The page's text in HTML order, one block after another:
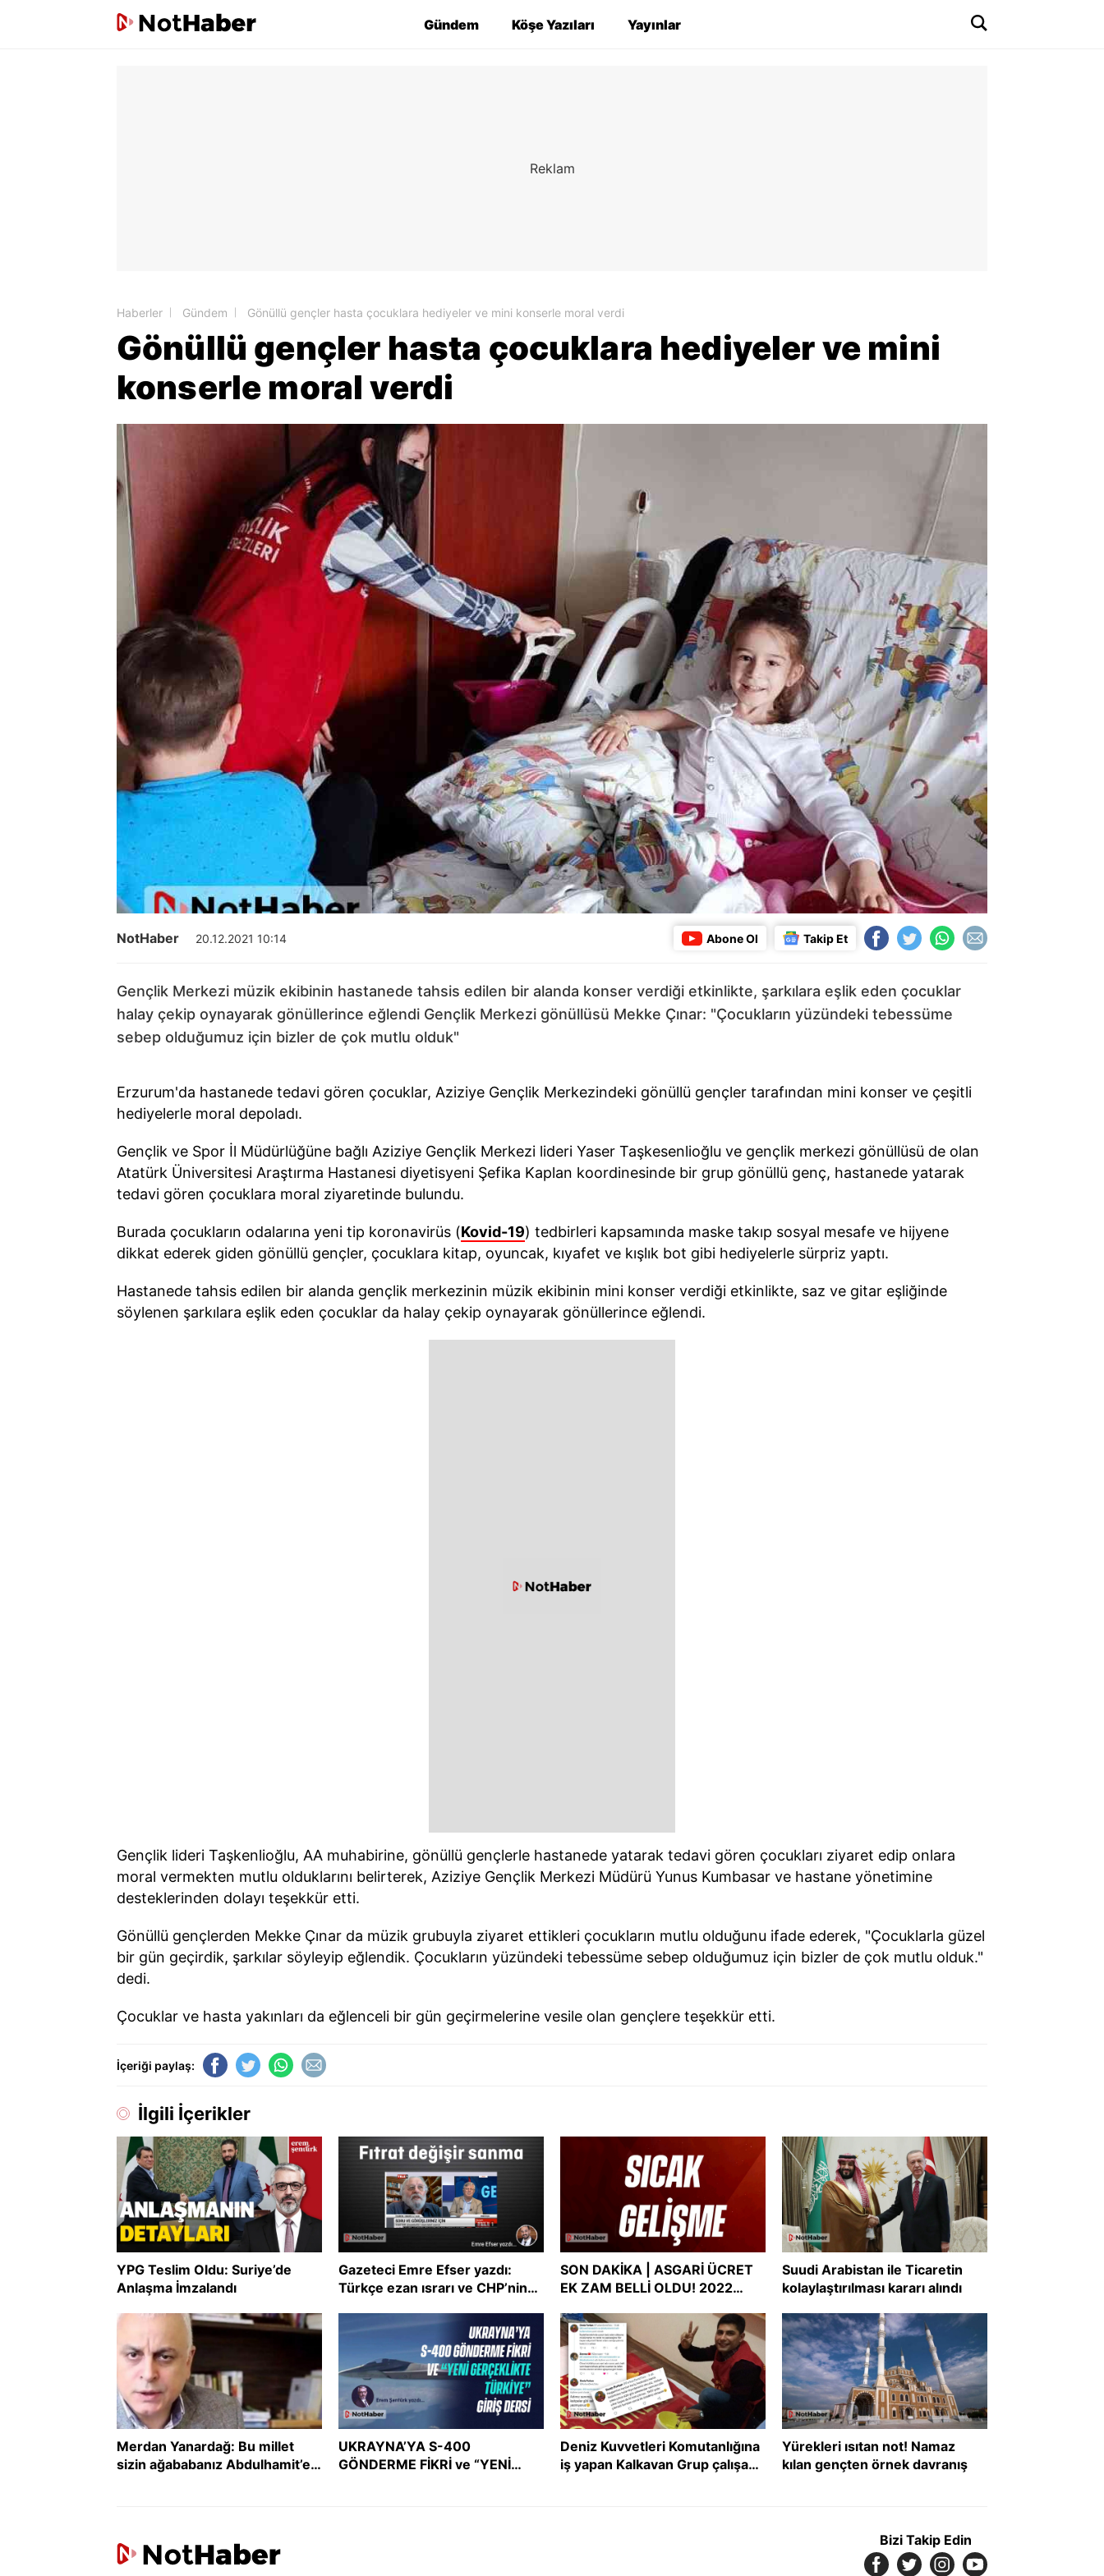
Gündem Köşe Yazıları Yayınlar
Haberler Gündem Gönüllü gençler hasta çocuklara hediyeler ve mini konserle moral verdi
Gönüllü gençler hasta çocuklara hediyeler ve mini
konserle moral verdi
NotHaber 20.12.2021 10:14 Abone Ol Takip Et
Gençlik Merkezi müzik ekibinin hastanede tahsis edilen bir alanda konser verdiği etkinlikte, şarkılara eşlik eden çocuklar
halay çekip oynayarak gönüllerince eğlendi Gençlik Merkezi gönüllüsü Mekke Çınar: "Çocukların yüzündeki tebessüme
sebep olduğumuz için bizler de çok mutlu olduk"
Erzurum'da hastanede tedavi gören çocuklar, Aziziye Gençlik Merkezindeki gönüllü gençler tarafından mini konser ve çeşitli
hediyelerle moral depoladı.
Gençlik ve Spor İl Müdürlüğüne bağlı Aziziye Gençlik Merkezi lideri Yaser Taşkesenlioğlu ve gençlik merkezi gönüllüsü de olan
Atatürk Üniversitesi Araştırma Hastanesi diyetisyeni Şefika Kaplan koordinesinde bir grup gönüllü genç, hastanede yatarak
tedavi gören çocuklara moral ziyaretinde bulundu.
Burada çocukların odalarına yeni tip koronavirüs (Kovid-19) tedbirleri kapsamında maske takıp sosyal mesafe ve hijyene
dikkat ederek giden gönüllü gençler, çocuklara kitap, oyuncak, kıyafet ve kışlık bot gibi hediyelerle sürpriz yaptı.
Hastanede tahsis edilen bir alanda gençlik merkezinin müzik ekibinin mini konser verdiği etkinlikte, saz ve gitar eşliğinde
söylenen şarkılara eşlik eden çocuklar da halay çekip oynayarak gönüllerince eğlendi.
Gençlik lideri Taşkenlioğlu, AA muhabirine, gönüllü gençlerle hastanede yatarak tedavi gören çocukları ziyaret edip onlara
moral vermekten mutlu olduklarını belirterek, Aziziye Gençlik Merkezi Müdürü Yunus Kumbasar ve hastane yönetimine
desteklerinden dolayı teşekkür etti.
Gönüllü gençlerden Mekke Çınar da müzik grubuyla ziyaret ettikleri çocukların mutlu olduğunu ifade ederek, "Çocuklarla güzel
bir gün geçirdik, şarkılar söyleyip eğlendik. Çocukların yüzündeki tebessüme sebep olduğumuz için bizler de çok mutlu olduk."
dedi.
Çocuklar ve hasta yakınları da eğlenceli bir gün geçirmelerine vesile olan gençlere teşekkür etti.
İçeriği paylaş:
İlgili İçerikler
YPG Teslim Oldu: Suriye’de
Anlaşma İmzalandı
Gazeteci Emre Efser yazdı:
Türkçe ezan ısrarı ve CHP’nin
SON DAKİKA | ASGARİ ÜCRET
EK ZAM BELLİ OLDU! 2022
Asgari ücret zammı
Suudi Arabistan ile Ticaretin
kolaylaştırılması kararı alındı
Merdan Yanardağ: Bu millet
sizin ağababanız Abdulhamit’e
UKRAYNA’YA S-400
GÖNDERME FİKRİ ve “YENİ
Deniz Kuvvetleri Komutanlığına
iş yapan Kalkavan Grup çalışanı
Yürekleri ısıtan not! Namaz
kılan gençten örnek davranış
Bizi Takip Edin